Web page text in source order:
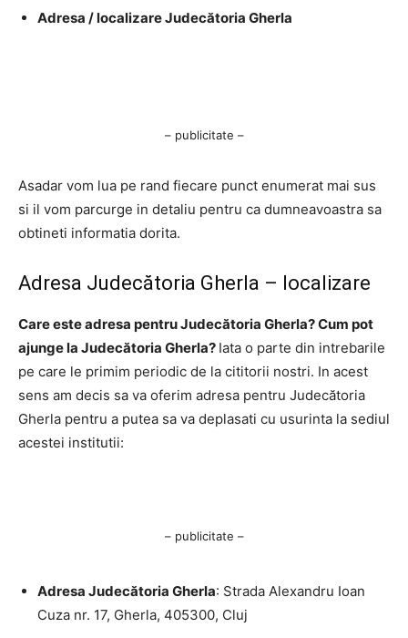
Adresa / localizare Judecătoria Gherla
– publicitate –
Asadar vom lua pe rand fiecare punct enumerat mai sus
si il vom parcurge in detaliu pentru ca dumneavoastra sa
obtineti informatia dorita.
Adresa Judecătoria Gherla – localizare
Care este adresa pentru Judecătoria Gherla? Cum pot
ajunge la Judecătoria Gherla? Iata o parte din intrebarile
pe care le primim periodic de la cititorii nostri. In acest
sens am decis sa va oferim adresa pentru Judecătoria
Gherla pentru a putea sa va deplasati cu usurinta la sediul
acestei institutii:
– publicitate –
Adresa Judecătoria Gherla: Strada Alexandru Ioan
Cuza nr. 17, Gherla, 405300, Cluj